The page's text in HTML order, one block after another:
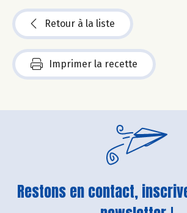
Retour à la liste
Imprimer la recette
Restons en contact,